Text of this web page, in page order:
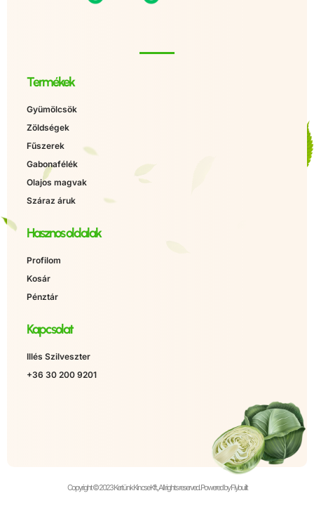
Termékek
Gyümölcsök
Zöldségek
Fűszerek
Gabonafélék
Olajos magvak
Száraz áruk
Hasznos oldalak
Profilom
Kosár
Pénztár
Kapcsolat
Illés Szilveszter
+36 30 200 9201
Copyright © 2023 Kertünk Kincse Kft., All rights reserved. Powered by Flybuilt